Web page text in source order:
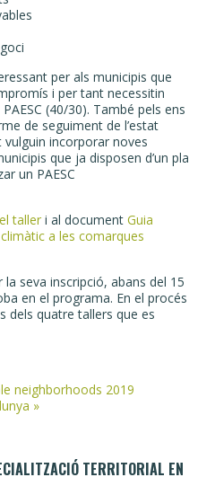
per als municipis que
i per tant necessitin
(40/30). També pels ens
de seguiment de l’estat
vulguin incorporar noves
que ja disposen d’un pla
un PAESC
taller i al document Guia
a les comarques
seva inscripció, abans del 15
en el programa. En el procés
dels quatre tallers que es
neighborhoods 2019
»
TERRITORIAL EN